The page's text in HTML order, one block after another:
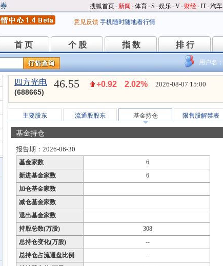
搜狐首页-新闻 -体育-S -娱乐-V- 财经-IT-汽车
意见反馈 手机随时随地看行情
首 页
首 页 个 股
个 股 指 数
指 数 排 行
排 行
用户名：
四方光电
(688665)
46.55 +0.92 2.02% 2026-08-07 15:00
主要股东 流通股股东 基金持仓 限售股解禁表
基金持仓
报告期：2026-06-30
基金家数
6
新进基金家数
6
加仓基金家数
减仓基金家数
退出基金家数
持股总数(万股)
308
总持仓变化(万股)
--
总持仓占流通盘比例
--